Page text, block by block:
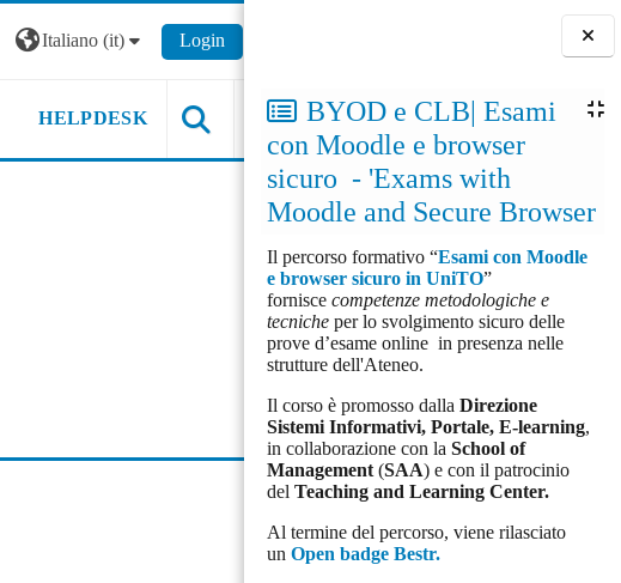
Blocchi
BYOD e CLB| Esami
con Moodle e browser
sicuro - 'Exams with
Moodle and Secure Browser
Il percorso formativo “Esami con Moodle
e browser sicuro in UniTO”
forniscecompetenze metodologiche e
tecniche per lo svolgimento sicuro delle
prove d’esame online in presenza nelle
strutture dell'Ateneo.
Il corso è promosso dallaDirezione
Sistemi Informativi, Portale, E-learning,
in collaborazione con laSchool of
Management (SAA) e con il patrocinio
delTeaching and Learning Center.
Al termine del percorso, viene rilasciato
unOpen badge Bestr.
Italiano ‎(it)‎ Login
HELPDESK